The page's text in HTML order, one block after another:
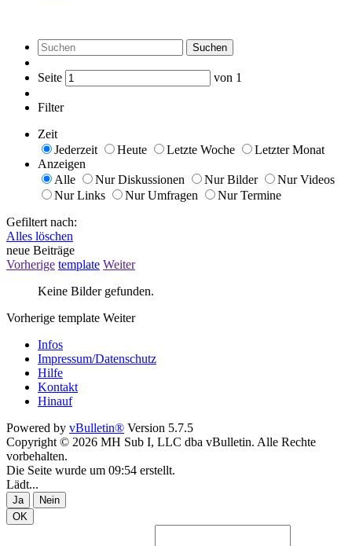
Suchen
Seite von 1
Filter
Zeit
Jederzeit
Heute Letzte Woche
Letzter Monat
Anzeigen
Alle
Nur Diskussionen Nur Bilder
Nur Videos
Nur Links
Nur Umfragen
Nur Termine
Gefiltert nach:
Alles löschen
neue Beiträge
Vorherige template Weiter
Keine Bilder gefunden.
Vorherige template Weiter
Infos
Impressum/Datenschutz
Hilfe
Kontakt
Hinauf
Powered by vBulletin® Version 5.7.5
Copyright © 2026 MH Sub I, LLC dba vBulletin. Alle Rechte
vorbehalten.
Die Seite wurde um 09:54 erstellt.
Lädt...
Ja
Nein
OK